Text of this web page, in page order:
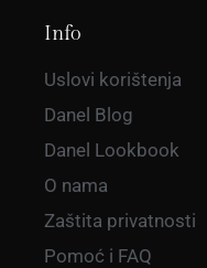
Info
Uslovi korištenja
Danel Blog
Danel Lookbook
O nama
Zaštita privatnosti
Pomoć i FAQ